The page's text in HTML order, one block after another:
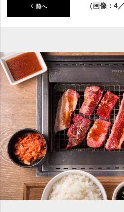
前へ （画像：4